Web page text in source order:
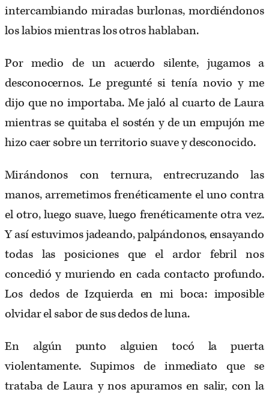
intercambiando miradas burlonas, mordiéndonos
los labios mientras los otros hablaban.
Por medio de un acuerdo silente, jugamos a
desconocernos. Le pregunté si tenía novio y me
dijo que no importaba. Me jaló al cuarto de Laura
mientras se quitaba el sostén y de un empujón me
hizo caer sobre un territorio suave y desconocido.
Mirándonos con ternura, entrecruzando las
manos, arremetimos frenéticamente el uno contra
el otro, luego suave, luego frenéticamente otra vez.
Y así estuvimos jadeando, palpándonos, ensayando
todas las posiciones que el ardor febril nos
concedió y muriendo en cada contacto profundo.
Los dedos de Izquierda en mi boca: imposible
olvidar el sabor de sus dedos de luna.
En algún punto alguien tocó la puerta
violentamente. Supimos de inmediato que se
trataba de Laura y nos apuramos en salir, con la